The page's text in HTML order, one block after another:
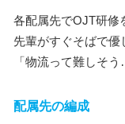
各配属先でOJT研修
先輩がすぐそばで優
「物流って難しそ
配属先の編成